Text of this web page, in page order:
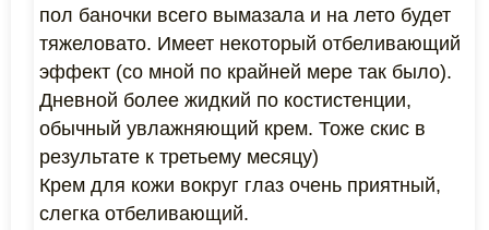
пол баночки всего вымазала и на лето будет
тяжеловато. Имеет некоторый отбеливающий
эффект (со мной по крайней мере так было).
Дневной более жидкий по костистенции,
обычный увлажняющий крем. Тоже скис в
результате к третьему месяцу)
Крем для кожи вокруг глаз очень приятный,
слегка отбеливающий.